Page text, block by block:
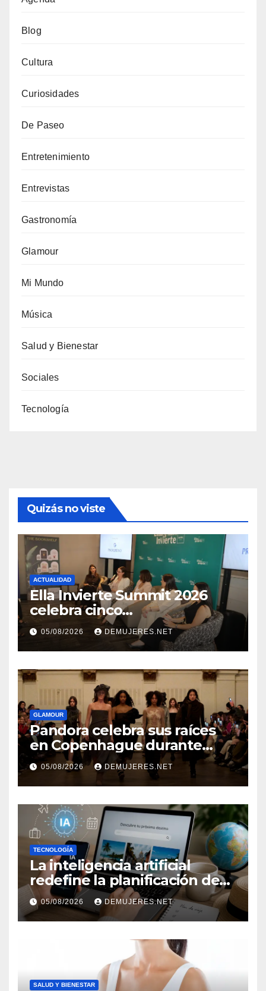
Blog
Cultura
Curiosidades
De Paseo
Entretenimiento
Entrevistas
Gastronomía
Glamour
Mi Mundo
Música
Salud y Bienestar
Sociales
Tecnología
Quizás no viste
ACTUALIDAD
Ella Invierte Summit 2026
celebra cinco
añosimpulsando a las
mujeres a construir su
independencia financiera
05/08/2026 DEMUJERES.NET
GLAMOUR
Pandora celebra sus raíces
en Copenhague durante
Copenhagen Fashion Week a
través de alianzas creativas
05/08/2026 DEMUJERES.NET
TECNOLOGÍA
La inteligencia artificial
redefine la planificación de
viajes: Los huéspedes
centran sus decisiones y
expectativas enfocándose en
experiencias auténticas y
personalizadas
05/08/2026 DEMUJERES.NET
SALUD Y BIENESTAR